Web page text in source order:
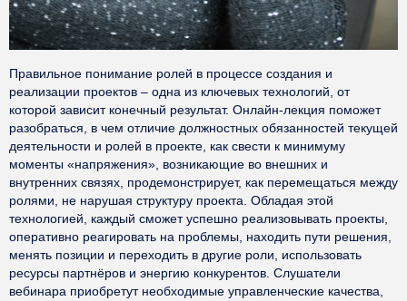
Правильное понимание ролей в процессе создания и
реализации проектов – одна из ключевых технологий, от
которой зависит конечный результат. Онлайн-лекция поможет
разобраться, в чем отличие должностных обязанностей текущей
деятельности и ролей в проекте, как свести к минимуму
моменты «напряжения», возникающие во внешних и
внутренних связях, продемонстрирует, как перемещаться между
ролями, не нарушая структуру проекта. Обладая этой
технологией, каждый сможет успешно реализовывать проекты,
оперативно реагировать на проблемы, находить пути решения,
менять позиции и переходить в другие роли, использовать
ресурсы партнёров и энергию конкурентов. Слушатели
вебинара приобретут необходимые управленческие качества,